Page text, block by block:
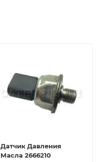
Датчик Давления
Масла 2666210